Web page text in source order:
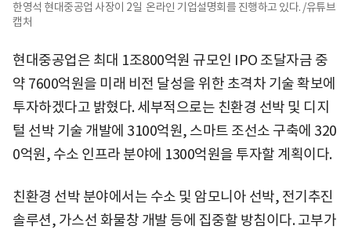
한영석 현대중공업 사장이 2일 온라인 기업설명회를 진행하고 있다. /유튜브
캡처
현대중공업은 최대 1조800억원 규모인 IPO 조달자금 중
약 7600억원을 미래 비전 달성을 위한 초격차 기술 확보에
투자하겠다고 밝혔다. 세부적으로는 친환경 선박 및 디지
털 선박 기술 개발에 3100억원, 스마트 조선소 구축에 320
0억원, 수소 인프라 분야에 1300억원을 투자할 계획이다.
친환경 선박 분야에서는 수소 및 암모니아 선박, 전기추진
솔루션, 가스선 화물창 개발 등에 집중할 방침이다. 고부가